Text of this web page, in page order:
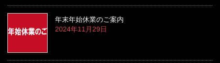
年末年始休業のご案内
2024年11月29日